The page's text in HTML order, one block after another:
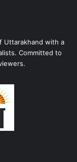
Uttarakhand with a
Committed to